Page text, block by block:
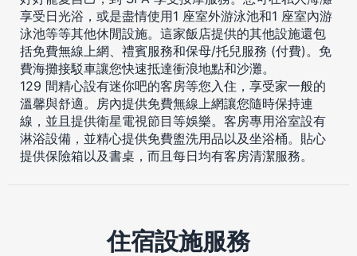
享受日光浴，或是盡情使用1 座室外游泳池和1 座室內游
泳池等等其他休閒設施。這家飯店提供的其他設施還包
括免費無線上網、禮賓服務和保母/托兒服務 (付費)。免
費海攤接駁車讓您快速抵達衝浪地點和沙灘。
129 間精心設有迷你吧的客房等您入住，享受家一般的
溫馨與舒適。房內提供免費無線上網讓您隨時保持連
線，並且提供衛星電視節目等娛樂。客房專用浴室設有
淋浴設備，並精心提供免費盥洗用品以及坐浴桶。貼心
提供保險箱以及書桌，而且每日均有客房清潔服務。
住宿設施服務